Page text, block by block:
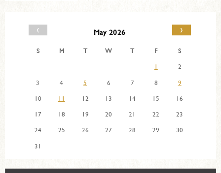
‹ May 2026 ›
S M T W T F
S
1
2
3
4 5 6 7 8
9
10
11 12 13 14 15
16
17
18 19 20 21 22
23
24
25 26 27 28 29
30
31